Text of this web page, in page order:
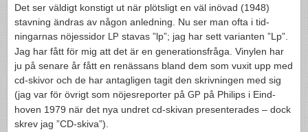
Det ser väldigt kon­stigt ut när plöt­sligt en väl inö­vad (1948)
stavn­ing ändras av någon anled­ning. Nu ser man ofta i tid­
ningar­nas nöjes­si­dor LP stavas ”lp”; jag har sett vari­anten ”Lp”.
Jag har fått för mig att det är en gen­er­a­tions­fråga. Vinylen har
ju på senare år fått en renäs­sans bland dem som vuxit upp med
cd-skivor och de har antagli­gen tagit den skrivnin­gen med sig
(jag var för övrigt som nöjes­re­porter på GP på Philips i Eind­
hoven 1979 när det nya undret cd-skivan pre­sen­ter­ades – dock
skrev jag ”CD-skiva”).